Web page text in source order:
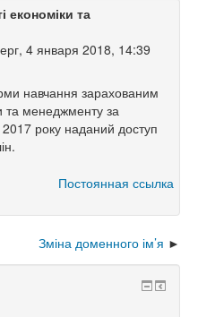
економіки та
4 января 2018, 14:39
навчання зарахованим
та менеджменту за
року наданий доступ
Постоянная ссылка
Зміна доменного ім’я